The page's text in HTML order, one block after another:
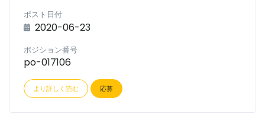
ポスト日付
2020-06-23
ポジション番号
po-017106
より詳しく読む 応募